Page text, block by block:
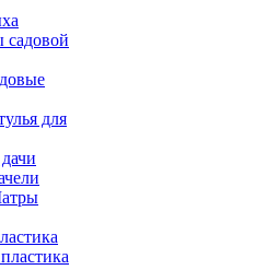
садовой
для